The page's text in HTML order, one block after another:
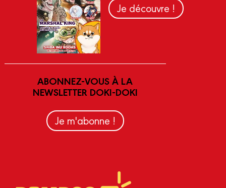
Je découvre !
ABONNEZ-VOUS À LA
NEWSLETTER DOKI-DOKI
Je m'abonne !